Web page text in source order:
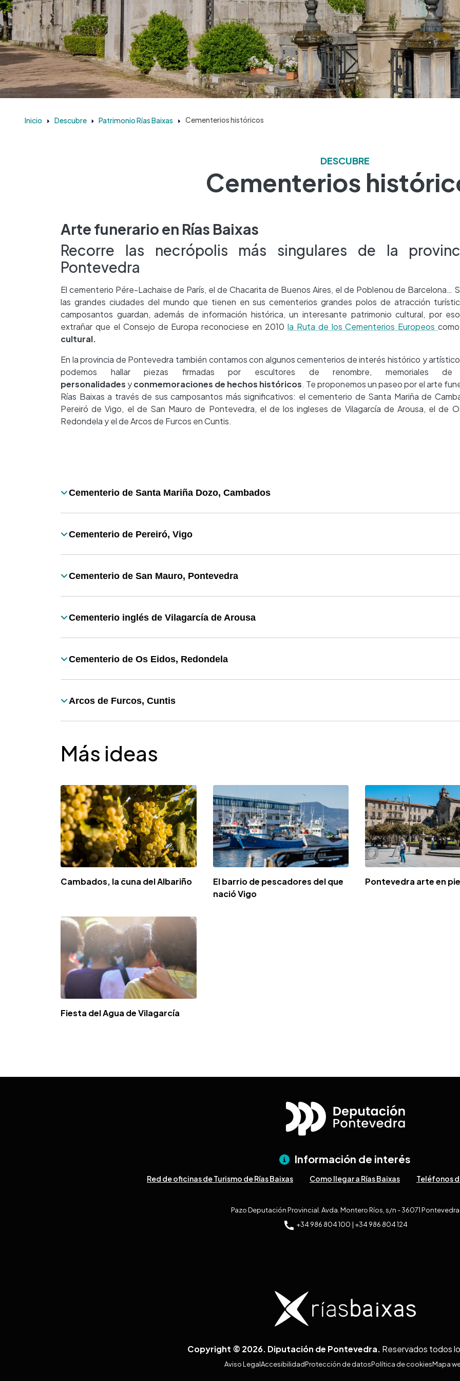
Inicio Descubre Patrimonio Rías Baixas Cementerios históricos
DESCUBRE
Cementerios
Arte funerario en Rías Baixas
Recorre las necrópolis más singulares de la
Pontevedra
El cementerio Pére-Lachaise de París, el de Chacarita de Buenos Aires, el de Poblenou de Barcelona…
las grandes ciudades del mundo que tienen en sus cementerios grandes polos de atracción
camposantos guardan, además de información histórica, un interesante patrimonio cultural, por
extrañar que el Consejo de Europa reconociese en 2010 la Ruta de los Cementerios Europeos
cultural.
En la provincia de Pontevedra también contamos con algunos cementerios de interés histórico y
podemos hallar piezas firmadas por escultores de renombre, memoriales
personalidades yconmemoraciones de hechos históricos. Te proponemos un paseo por el arte
Rías Baixas a través de sus camposantos más significativos: el cementerio de Santa Mariña de
Pereiró de Vigo, el de San Mauro de Pontevedra, el de los ingleses de Vilagarcía de Arousa, el de
Redondela y el de Arcos de Furcos en Cuntis.
Título
Cementerio de Santa Mariña Dozo, Cambados
Título
Cementerio de Pereiró, Vigo
Título
Cementerio de San Mauro, Pontevedra
Título
Cementerio inglés de Vilagarcía de Arousa
Título
Cementerio de Os Eidos, Redondela
Título
Arcos de Furcos, Cuntis
Más ideas
Cambados, la cuna del Albariño
El barrio de pescadores del que
nació Vigo
Pontevedra arte en
Fiesta del Agua de Vilagarcía
Información de interés
Red de oficinas de Turismo de Rías Baixas Como llegar a Rías Baixas Teléfonos
Pazo Deputación Provincial. Avda. Montero Ríos, s/n - 36071 Pontevedra
+34 986 804 100 | +34 986 804 124
Copyright © 2026. Diputación de Pontevedra. Reservados todos
Aviso LegalAccesibilidadProtección de datosPolítica de cookiesMapa